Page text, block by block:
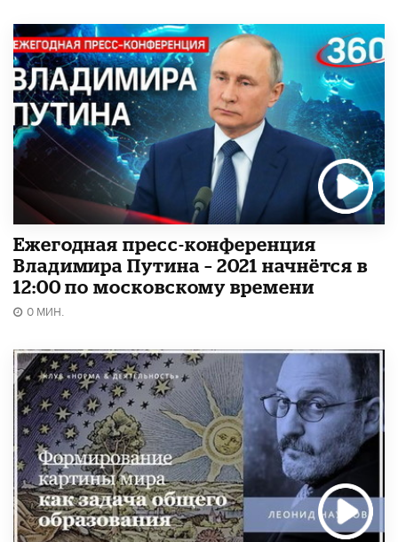
Ежегодная пресс-конференция
Владимира Путина – 2021 начнётся в
12:00 по московскому времени
0 МИН.